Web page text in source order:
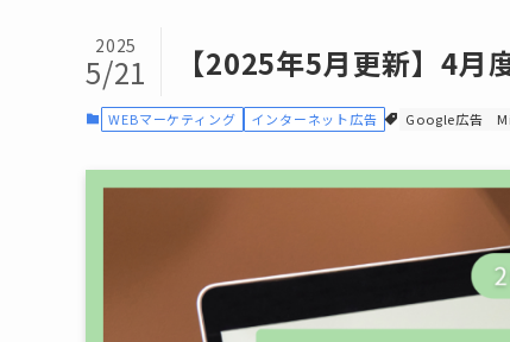
【2025年5月更新】4
2025
5/21
WEBマーケティング インターネット広告 Google広告